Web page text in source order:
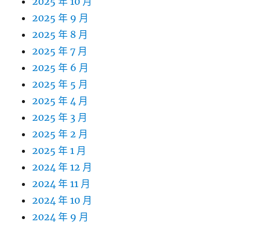
2025 年 9 月
2025 年 8 月
2025 年 7 月
2025 年 6 月
2025 年 5 月
2025 年 4 月
2025 年 3 月
2025 年 2 月
2025 年 1 月
2024 年 12 月
2024 年 11 月
2024 年 10 月
2024 年 9 月